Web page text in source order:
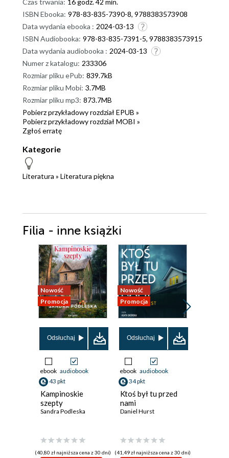
Czas trwania: 16 godz. 42 min.
ISBN Ebooka: 978-83-835-7390-8, 9788383573908
Data wydania ebooka : 2024-03-13
ISBN Audiobooka: 978-83-835-7391-5, 9788383573915
Data wydania audiobooka : 2024-03-13
Numer z katalogu: 233306
Rozmiar pliku ePub: 839.7kB
Rozmiar pliku Mobi: 3.7MB
Rozmiar pliku mp3: 873.7MB
Pobierz przykładowy rozdział EPUB »
Pobierz przykładowy rozdział MOBI »
Zgłoś erratę
Kategorie
Literatura » Literatura piękna
Filia - inne książki
Nowość
Promocja
Odsłuchaj
ebook audiobook
43 pkt
Kampinoskie
szepty
Sandra Podleska
(40,80 zł najniższa cena z 30 dni)
Nowość
Promocja
Odsłuchaj
ebook audiobook
34 pkt
Ktoś był tu przed
nami
Daniel Hurst
(41,49 zł najniższa cena z 30 dni)